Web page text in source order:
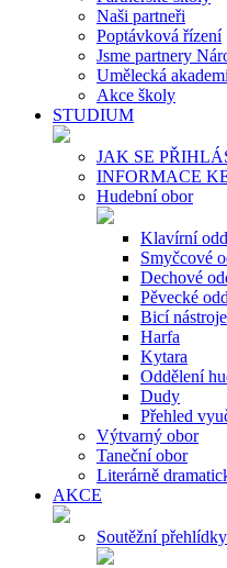
Naši partneři
Poptávková řízení
Jsme partnery
Umělecká
Akce školy
STUDIUM
JAK SE
INFORMACE
Hudební obor
Klavírní
Smyčcové
Dechové
Pěvecké
Bicí nástroje
Harfa
Kytara
Oddělení
Dudy
Přehled
Výtvarný obor
Taneční obor
Literárně
AKCE
Soutěžní